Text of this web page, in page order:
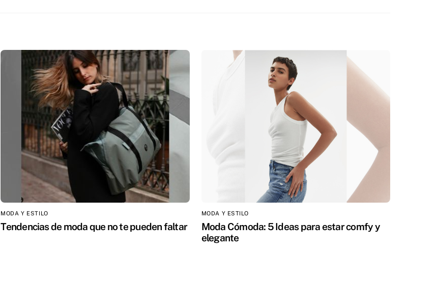
MODA Y ESTILO
Tendencias de moda que no te pueden faltar
MODA Y ESTILO
Moda Cómoda: 5 Ideas para estar comfy y
elegante